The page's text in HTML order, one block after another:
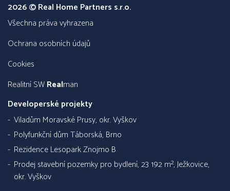
2026 © Real Home Partners s.r.o.
všechna práva vyhrazena
Ochrana osobních údajů
Cookies
Realitní SWRealman
Developerské projekty
Viladům Moravské Prusy, okr. Vyškov
Polyfunkční dům Táborská, Brno
Rezidence Lesopark Znojmo B
Prodej stavební pozemky pro bydlení, 23 192 m², Ježkovice,
okr. Vyškov